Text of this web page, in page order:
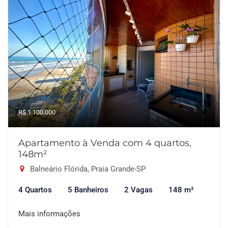
R$ 1.100.000
Apartamento à Venda com 4 quartos,
148m²
Balneário Flórida, Praia Grande-SP
4 Quartos 5 Banheiros 2 Vagas 148 m²
Mais informações